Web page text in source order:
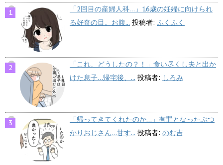
「2回目の産婦人科…」16歳の妊婦に向けられ
る好奇の目。お腹... 投稿者: ふくふく
「これ、どうしたの？！」食い尽くし夫と出か
けた息子…帰宅後、... 投稿者: しろみ
「帰ってきてくれたのか…」有罪となったぶつ
かりおじさん…甘す... 投稿者: のむ吉